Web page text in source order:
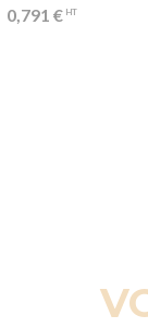
0,791 €